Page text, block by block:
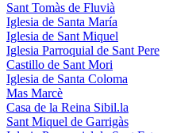
Sant Tomàs de Fluvià
Iglesia de Santa María
Iglesia de Sant Miquel
Iglesia Parroquial de Sant Pere
Castillo de Sant Mori
Iglesia de Santa Coloma
Mas Marcè
Casa de la Reina Sibil.la
Sant Miquel de Garrigàs